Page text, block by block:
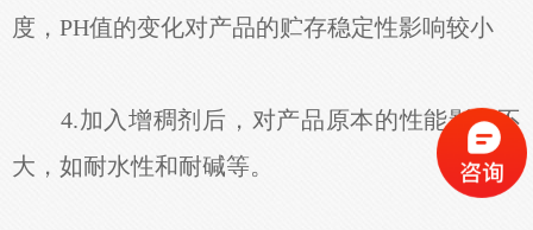
度，PH值的变化对产品的贮存稳定性影响较小
4.加入增稠剂后，对产品原本的性能影响不
大，如耐水性和耐碱等。